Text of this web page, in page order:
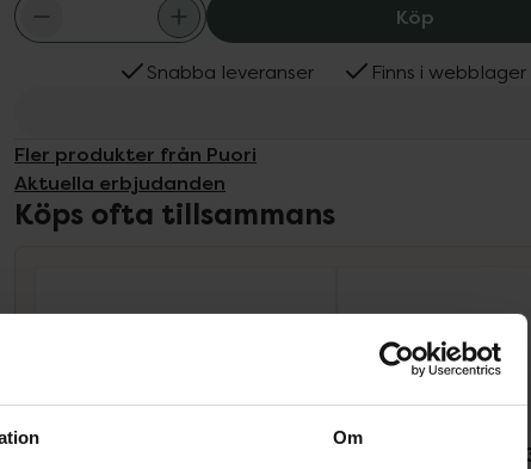
Om
Köp Puori
Snabba leveranser Finns i webblager
Fler produkter från Puori
Aktuella erbjudanden
Köps ofta tillsammans
4.4 av 5 i omdöme
Puori O3 Omega-
sida)